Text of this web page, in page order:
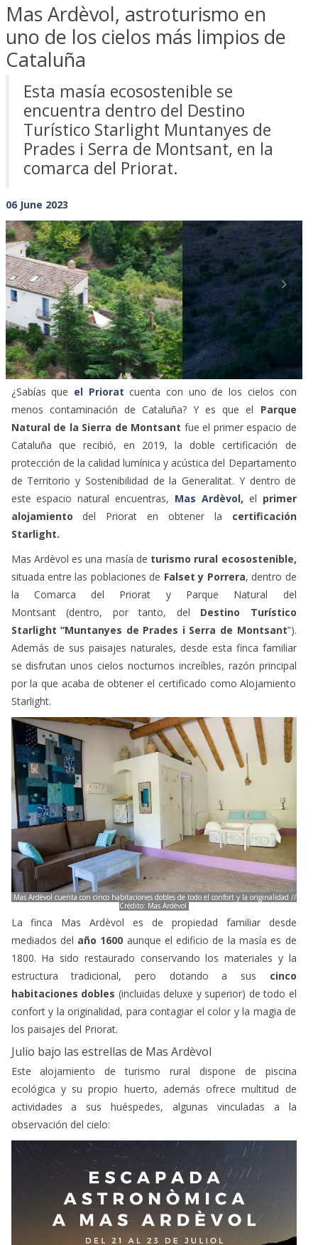
Mas Ardèvol, astroturismo en
uno de los cielos más limpios de
Cataluña
Esta masía ecosostenible se
encuentra dentro del Destino
Turístico Starlight Muntanyes de
Prades i Serra de Montsant, en la
comarca del Priorat.
06 June 2023
Previous Next
¿Sabías que
menos contaminación de Cataluña? Y es que el
Parque
fue el primer espacio de
Cataluña que recibió, en 2019, la doble certificación de
protección de la calidad lumínica y acústica del Departamento
de Territorio y Sostenibilidad de la Generalitat. Y dentro de
este espacio natural encuentras,
Mas Ardèvol,
primer
alojamiento
Starlight.
turismo rural ecosostenible,
situada entre las poblaciones de
Falset y Porrera , dentro de
la Comarca del Priorat y Parque Natural del
Montsant (dentro, por tanto, del
Starlight “Muntanyes de Prades i Serra de Montsant
”).
Además de sus paisajes naturales, desde esta finca familiar
se disfrutan unos cielos nocturnos increíbles, razón principal
por la que acaba de obtener el certificado como Alojamiento
Starlight.
Mas Ardèvol cuenta con cinco habitaciones dobles de todo el confort y la originalidad //
La finca Mas Ardèvol es de propiedad familiar desde
aunque el edificio de la masía es de
1800. Ha sido restaurado conservando los materiales y la
estructura tradicional, pero dotando a sus
(incluidas deluxe y superior) de todo el
confort y la originalidad, para contagiar el color y la magia de
los paisajes del Priorat.
Julio bajo las estrellas de Mas Ardèvol
Este alojamiento de turismo rural dispone de piscina
ecológica y su propio huerto, además ofrece multitud de
actividades a sus huéspedes, algunas vinculadas a la